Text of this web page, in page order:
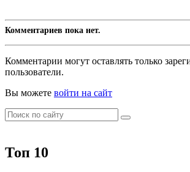
Комментариев пока нет.
Комментарии могут оставлять только
пользователи.
Вы можете войти на сайт
Топ 10